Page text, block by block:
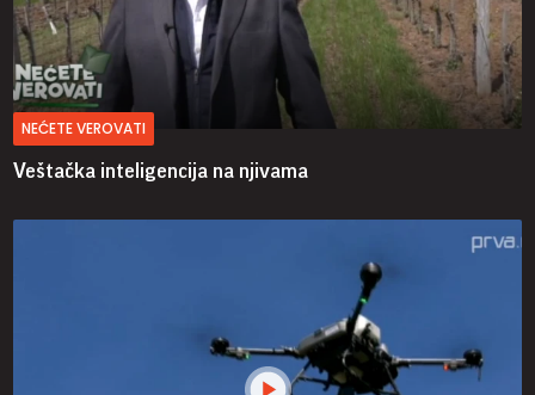
NEĆETE VEROVATI
Veštačka inteligencija na njivama